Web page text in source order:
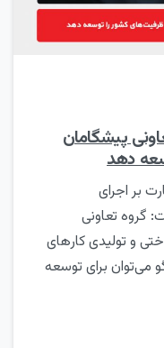
پیشگامان
دهد
بر اجرای
مجلس گفت: گروه تعاونی
و تولیدی کارهای
می‌توان برای توسعه